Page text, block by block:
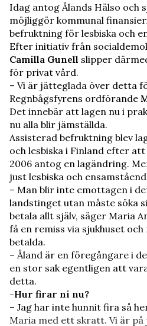
Idag antog Ålands Hälso och
möjliggör kommunal
befruktning för lesbiska och
Efter initiativ från
Camilla Gunell slipper
för privat vård.
– Vi är jätteglada över detta
Regnbågsfyrens ordförande
Det innebär att lagen nu i
nu alla blir jämställda.
Assisterad befruktning blev
och lesbiska i Finland efter
2006 antog en lagändring.
just lesbiska och
– Man blir inte emottagen i
landstinget utan måste söka
betala allt själv, säger Maria
få en remiss via sjukhuset
betalda.
– Åland är en föregångare i
en stor sak egentligen att
detta.
-Hur firar ni nu?
– Jag har inte hunnit fira så
Maria med ett skratt. Vi är